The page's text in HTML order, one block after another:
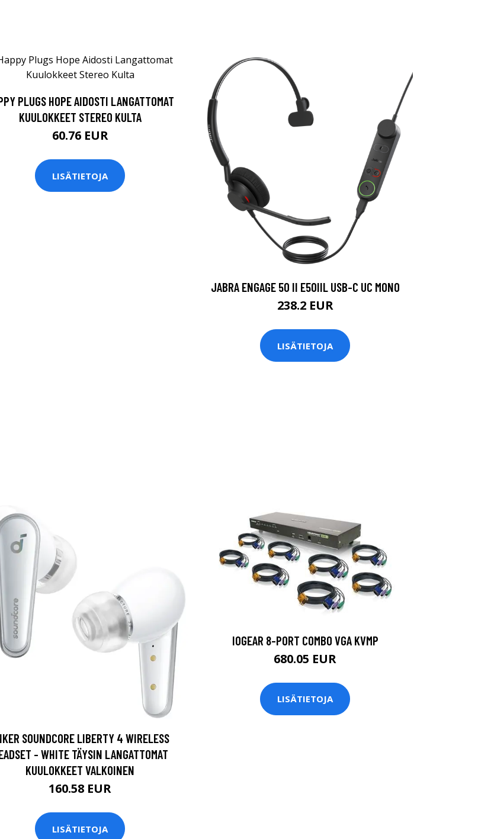
PLUGS HOPE AIDOSTI LANGATTOMAT
KUULOKKEET STEREO KULTA
60.76 EUR
LISÄTIETOJA
JABRA ENGAGE 50 II E50IIL USB-C UC MONO
238.2 EUR
LISÄTIETOJA
SOUNDCORE LIBERTY 4 WIRELESS
- WHITE TÄYSIN LANGATTOMAT
KUULOKKEET VALKOINEN
160.58 EUR
LISÄTIETOJA
IOGEAR 8-PORT COMBO VGA KVMP
680.05 EUR
LISÄTIETOJA